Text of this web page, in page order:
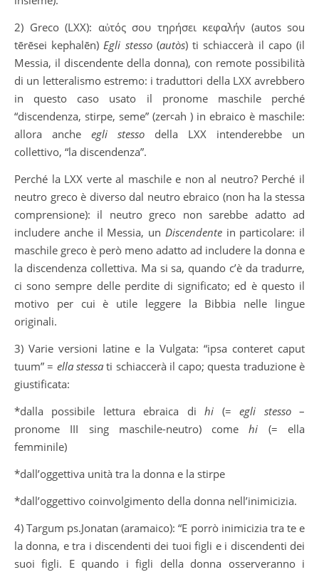
2) Greco (LXX): αὐτός σου τηρήσει κεφαλήν (autos sou
tērēsei kephalēn)Egli stesso(autòs) ti schiaccerà il capo (il
Messia, il discendente della donna), con remote possibilità
di un letteralismo estremo: i traduttori della LXX avrebbero
in questo caso usato il pronome maschile perché
“discendenza, stirpe, seme” (zerꜥah ) in ebraico è maschile:
allora anche egli stesso della LXX intenderebbe un
collettivo, “la discendenza”.
Perché la LXX verte al maschile e non al neutro? Perché il
neutro greco è diverso dal neutro ebraico (non ha la stessa
comprensione): il neutro greco non sarebbe adatto ad
includere anche il Messia, un Discendentein particolare: il
maschile greco è però meno adatto ad includere la donna e
la discendenza collettiva. Ma si sa, quando c’è da tradurre,
ci sono sempre delle perdite di significato; ed è questo il
motivo per cui è utile leggere la Bibbia nelle lingue
originali.
3) Varie versioni latine e la Vulgata: “ipsa conteret caput
tuum” = ella stessati schiaccerà il capo; questa traduzione è
giustificata:
*dalla possibile lettura ebraica dihi (=egli stesso–
pronome III sing maschile-neutro) comehi (= ella
femminile)
*dall’oggettiva unità tra la donna e la stirpe
*dall’oggettivo coinvolgimento della donna nell’inimicizia.
4) Targum ps.Jonatan (aramaico): “E porrò inimicizia tra te e
la donna, e tra i discendenti dei tuoi figli e i discendenti dei
suoi figli. E quando i figli della donna osserveranno i